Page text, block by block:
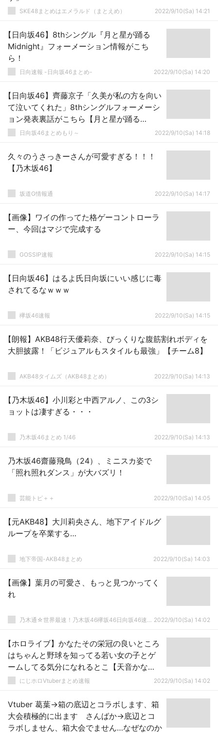
SKE48まとめはエメラルド（まとえめ） 2022/9/10(Sa) 14:21
【日向坂46】8thシングル『月と星が踊る
Midnight』フォーメーション情報がこち
ら！
日向速報 -日向坂46まとめ- 2022/9/10(Sa) 14:20
【日向坂46】齊藤京子「久美が私の方を向い
て泣いてくれた」8thシングルフォーメーシ
ョン発表裏話がこちら【月と星が踊る
Midnight】
日向坂46まとめもり～ 2022/9/10(Sa) 14:18
久々のうさっきーさんが可愛すぎる！！！
【乃木坂46】
坂道G情報通 2022/9/10(Sa) 14:17
【画像】ワイの作ってた格ゲーコントローラ
ー、今回はマジで完成する
GOSSIP速報 2022/9/10(Sa) 14:15
【日向坂46】はるよ氏日向坂にいい感じに毒
されてるなｗｗｗ
欅坂46速報 2022/9/10(Sa) 14:15
【朗報】AKB48行天優莉奈、びっくりな腹筋割れボディを
大胆披露！「ビジュアルもスタイルも最強」【チーム8】
AKB48タイムズ（AKB48まとめ） 2022/9/10(Sa) 14:13
【乃木坂46】小川彩と中西アルノ、この3シ
ョットは凄すぎる・・・
乃木坂46まとめ 1/46 2022/9/10(Sa) 14:13
乃木坂46齋藤飛鳥（24）、ミニスカ姿で
「照れ照れダンス」が大バズリ！
芸能トピ＋＋ 2022/9/10(Sa) 14:05
【元AKB48】大川莉央さん、地下アイドルグ
ループを卒業する…
地下帝国-AKB48まとめ 2022/9/10(Sa) 14:03
【画像】葉月の可愛さ、もっと見つかってく
れ
乃木通☆世界最速！乃木坂46欅坂46日向坂46速報まとめ 2022/9/10(Sa) 14:02
【ホロライブ】かなたその栄冠の良いところ
はちゃんと野球を知ってる若い女の子とゲ
ームしてる気分になれるとこ【天音かな
た】にじホロVtuberまとめ速報 2022/9/10(Sa) 14:02
Vtuber 葛葉→箱の底辺とコラボします、箱
大会積極的に出ます さんばか→底辺とコ
ラボしません、箱大会でません…なぜなのか